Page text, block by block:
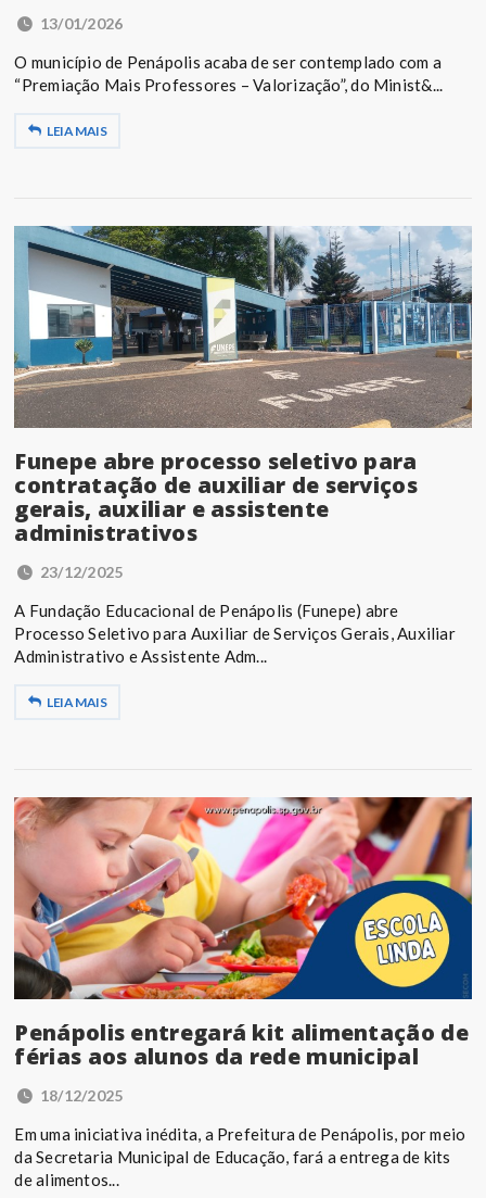
13/01/2026
O município de Penápolis acaba de ser contemplado com a
“Premiação Mais Professores – Valorização”, do Minist&...
LEIA MAIS
Funepe abre processo seletivo para
contratação de auxiliar de serviços
gerais, auxiliar e assistente
administrativos
23/12/2025
A Fundação Educacional de Penápolis (Funepe) abre
Processo Seletivo para Auxiliar de Serviços Gerais, Auxiliar
Administrativo e Assistente Adm...
LEIA MAIS
Penápolis entregará kit alimentação de
férias aos alunos da rede municipal
18/12/2025
Em uma iniciativa inédita, a Prefeitura de Penápolis, por meio
da Secretaria Municipal de Educação, fará a entrega de kits
de alimentos...